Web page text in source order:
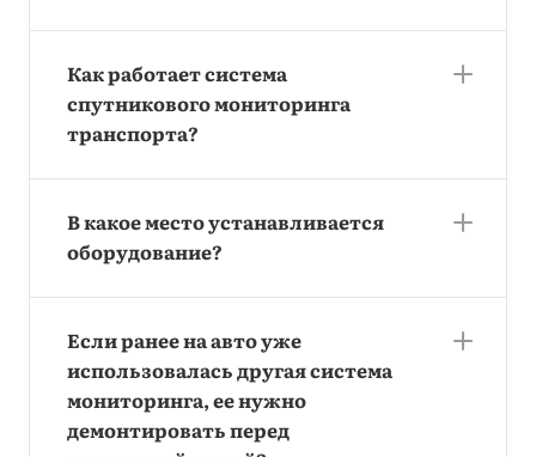
Как работает система
спутникового мониторинга
транспорта?
В какое место устанавливается
оборудование?
Если ранее на авто уже
использовалась другая система
мониторинга, ее нужно
демонтировать перед